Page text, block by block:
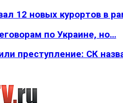
12 новых курортов в
по Украине, но…
преступление: СК